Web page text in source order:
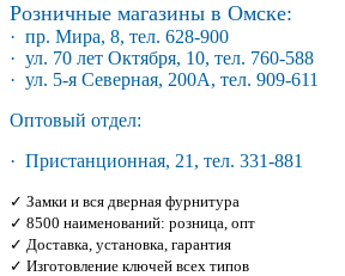
Розничные магазины в Омске:
· пр. Мира, 8, тел. 628-900
· ул. 70 лет Октября, 10, тел. 760-588
· ул. 5-я Северная, 200А, тел. 909-611
Оптовый отдел:
· Пристанционная, 21, тел. 331-881
✓ Замки и вся дверная фурнитура
✓ 8500 наименований: розница, опт
✓ Доставка, установка, гарантия
✓ Изготовление ключей всех типов